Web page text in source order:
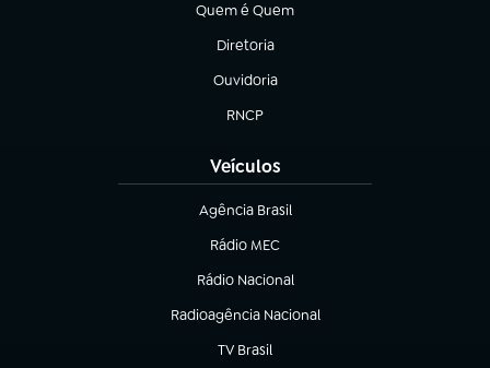
Quem é Quem
(abre em nova aba)
Diretoria
(abre em nova aba)
Ouvidoria
(abre em nova aba)
RNCP
(abre em nova aba)
Veículos
Agência Brasil
(abre em nova aba)
Rádio MEC
(abre em nova aba)
Rádio Nacional
Radioagência Nacional
(abre em nova aba)
TV Brasil
(abre em nova aba)